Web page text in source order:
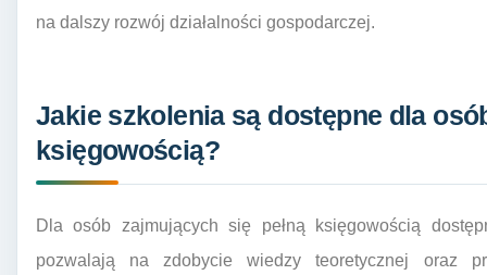
na dalszy rozwój działalności gospodarczej.
Jakie szkolenia są dostępne dla
księgowością?
Dla osób zajmujących się pełną księgowością
pozwalają na zdobycie wiedzy teoretycznej oraz